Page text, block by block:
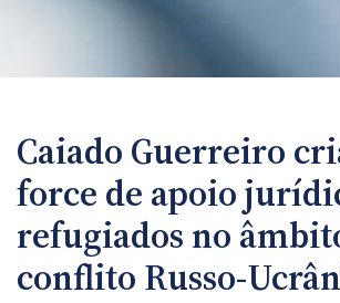
Caiado Guerreiro
force de apoio
refugiados no
conflito Russo-